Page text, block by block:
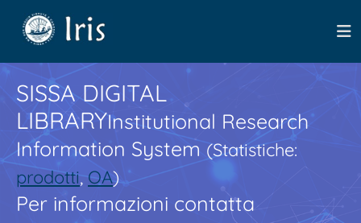
SISSA DIGITAL
LIBRARYInstitutional Research
Information System(Statistiche:
prodotti,OA)
Per informazioni contatta